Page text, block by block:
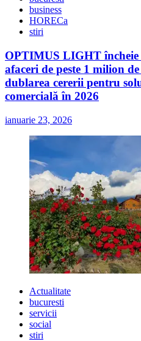
business
HORECa
stiri
OPTIMUS LIGHT încheie
afaceri de peste 1 milion
dublarea cererii pentru
comercială în 2026
ianuarie 23, 2026
Actualitate
bucuresti
servicii
social
stiri